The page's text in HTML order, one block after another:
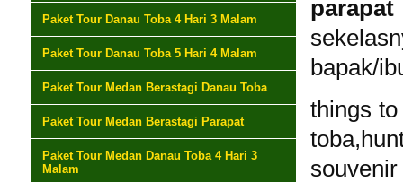
Paket Tour Danau Toba 4 Hari 3 Malam
Paket Tour Danau Toba 5 Hari 4 Malam
Paket Tour Medan Berastagi Danau Toba
Paket Tour Medan Berastagi Parapat
Paket Tour Medan Danau Toba 4 Hari 3
Malam
bapak/
things